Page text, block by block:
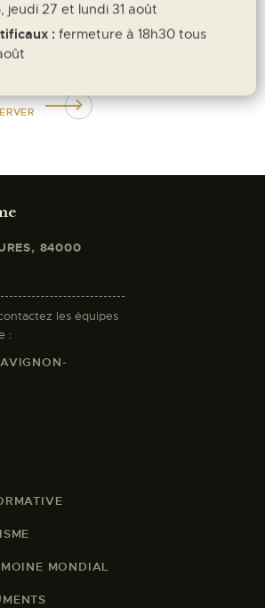
plus : othoniel-
84000
les équipes
:
MONDIAL
jeudi 27 et lundi 31 août
: fermeture à 18h30 tous